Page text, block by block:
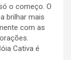
o começo. O
brilhar mais
com as
Cativa é